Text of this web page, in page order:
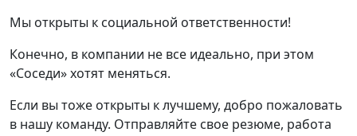
Мы открыты к социальной ответственности!
Конечно, в компании не все идеально, при этом
«Соседи» хотят меняться.
Если вы тоже открыты к лучшему, добро пожаловать
в нашу команду. Отправляйте свое резюме, работа